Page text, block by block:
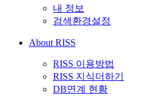
내 정보
검색환경설정
About RISS
RISS 이용방법
RISS 지식더하기
DB연계 현황